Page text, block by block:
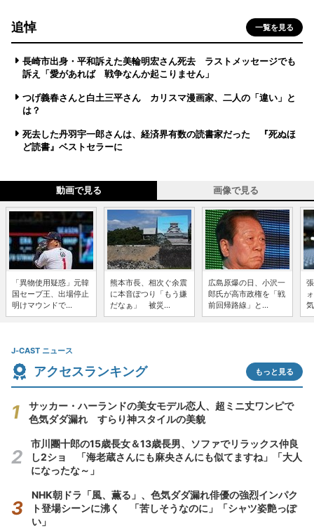
追悼 一覧を見る
長崎市出身・平和訴えた美輪明宏さん死去 ラストメッセージでも
訴え「愛があれば 戦争なんか起こりません」
つげ義春さんと白土三平さん カリスマ漫画家、二人の「違い」と
は？
死去した丹羽宇一郎さんは、経済界有数の読書家だった 『死ぬほ
ど読書』ベストセラーに
動画で見る 画像で見る
「異物使用疑惑」元韓
国セーブ王、出場停止
明けマウンドで...
熊本市長、相次ぐ余震
に本音ぽつり「もう嫌
だなぁ」 被災...
広島原爆の日、小沢一
郎氏が高市政権を「戦
前回帰路線」と...
J-CAST ニュース
アクセスランキング もっと見る
サッカー・ハーランドの美女モデル恋人、超ミニ丈ワンピで
色気ダダ漏れ すらり神スタイルの美貌
市川團十郎の15歳長女＆13歳長男、ソファでリラックス仲良
し2ショ 「海老蔵さんにも麻央さんにも似てますね」「大人
になったな～」
NHK朝ドラ「風、薫る」、色気ダダ漏れ俳優の強烈インパク
ト登場シーンに沸く 「苦しそうなのに」「シャツ姿艶っぽ
い」